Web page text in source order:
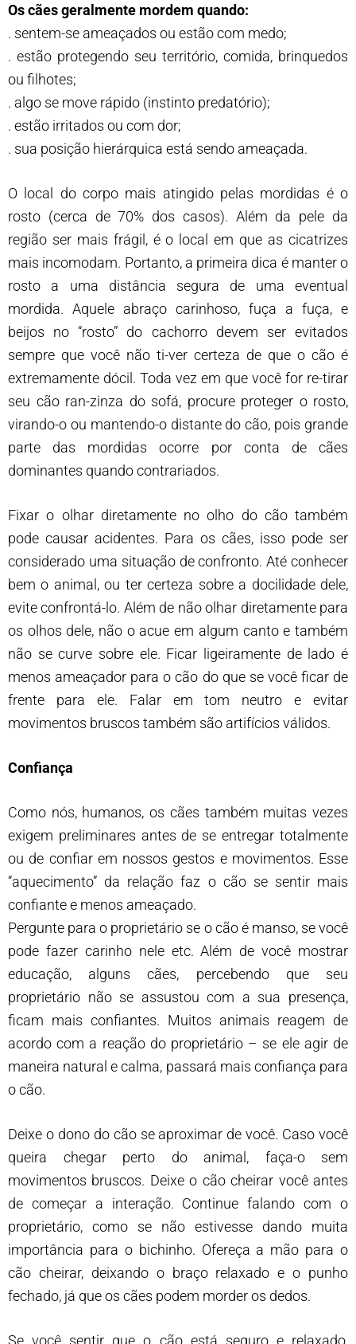
Os cães geralmente mordem quando:
. sentem-se ameaçados ou estão com medo;
. estão protegendo seu território, comida, brinquedos
ou filhotes;
. algo se move rápido (instinto predatório);
. estão irritados ou com dor;
. sua posição hierárquica está sendo ameaçada.
O local do corpo mais atingido pelas mordidas é o
rosto (cerca de 70% dos casos). Além da pele da
região ser mais frágil, é o local em que as cicatrizes
mais incomodam. Portanto, a primeira dica é manter o
rosto a uma distância segura de uma eventual
mordida. Aquele abraço carinhoso, fuça a fuça, e
beijos no “rosto” do cachorro devem ser evitados
sempre que você não ti-ver certeza de que o cão é
extremamente dócil. Toda vez em que você for re-tirar
seu cão ran-zinza do sofá, procure proteger o rosto,
virando-o ou mantendo-o distante do cão, pois grande
parte das mordidas ocorre por conta de cães
dominantes quando contrariados.
Fixar o olhar diretamente no olho do cão também
pode causar acidentes. Para os cães, isso pode ser
considerado uma situação de confronto. Até conhecer
bem o animal, ou ter certeza sobre a docilidade dele,
evite confrontá-lo. Além de não olhar diretamente para
os olhos dele, não o acue em algum canto e também
não se curve sobre ele. Ficar ligeiramente de lado é
menos ameaçador para o cão do que se você ficar de
frente para ele. Falar em tom neutro e evitar
movimentos bruscos também são artifícios válidos.
Confiança
Como nós, humanos, os cães também muitas vezes
exigem preliminares antes de se entregar totalmente
ou de confiar em nossos gestos e movimentos. Esse
“aquecimento” da relação faz o cão se sentir mais
confiante e menos ameaçado.
Pergunte para o proprietário se o cão é manso, se você
pode fazer carinho nele etc. Além de você mostrar
educação, alguns cães, percebendo que seu
proprietário não se assustou com a sua presença,
ficam mais confiantes. Muitos animais reagem de
acordo com a reação do proprietário – se ele agir de
maneira natural e calma, passará mais confiança para
o cão.
Deixe o dono do cão se aproximar de você. Caso você
queira chegar perto do animal, faça-o sem
movimentos bruscos. Deixe o cão cheirar você antes
de começar a interação. Continue falando com o
proprietário, como se não estivesse dando muita
importância para o bichinho. Ofereça a mão para o
cão cheirar, deixando o braço relaxado e o punho
fechado, já que os cães podem morder os dedos.
Se você sentir que o cão está seguro e relaxado,